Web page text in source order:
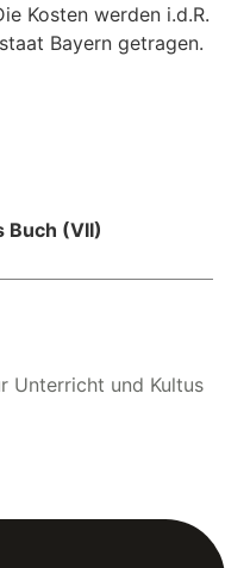
Kosten werden i.d.R.
Bayern getragen.
Buch (VII)
Unterricht und Kultus